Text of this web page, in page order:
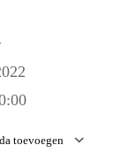
toevoegen